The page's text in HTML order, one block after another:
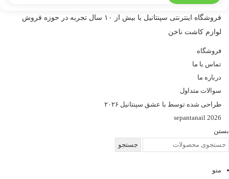
فروشگاه اینترنتی سپنتانیل با بیش از ۱۰ سال تجربه در حوزه فروش
لوازم کاشت ناخن
فروشگاه
تماس با ما
درباره ما
سوالات متداول
طراحی شده توسط با عشق سپنتانیل ۲۰۲۶
sepantanail 2026
بستن
جستجو
منو